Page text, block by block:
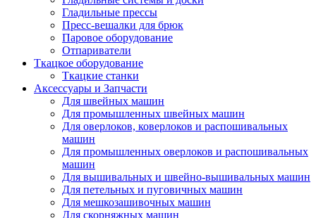
Гладильные прессы
Пресс-вешалки для брюк
Паровое оборудование
Отпариватели
Ткацкое оборудование
Ткацкие станки
Аксессуары и Запчасти
Для швейных машин
Для промышленных швейных машин
Для оверлоков, коверлоков и распошивальных
машин
Для промышленных оверлоков и распошивальных
машин
Для вышивальных и швейно-вышивальных машин
Для петельных и пуговичных машин
Для мешкозашивочных машин
Для скорняжных машин